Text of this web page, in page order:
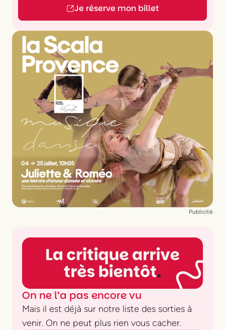
Je réserve mon billet
Publicité
On ne l’a pas encore vu
Mais il est déjà sur notre liste des sorties à
venir. On ne peut plus rien vous cacher.